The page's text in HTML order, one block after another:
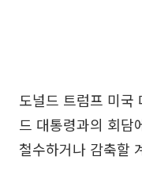
도널드 트럼프 미국
드 대통령과의 회담
철수하거나 감축할